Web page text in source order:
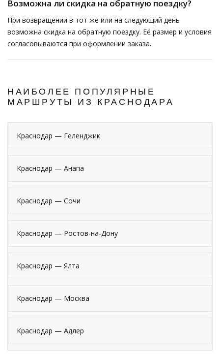
Возможна ли скидка на обратную поездку?
При возвращении в тот же или на следующий день
возможна скидка на обратную поездку. Её размер и условия
согласовываются при оформлении заказа.
НАИБОЛЕЕ ПОПУЛЯРНЫЕ
МАРШРУТЫ ИЗ КРАСНОДАРА
Краснодар — Геленджик
Краснодар — Анапа
Краснодар — Сочи
Краснодар — Ростов-на-Дону
Краснодар — Ялта
Краснодар — Москва
Краснодар — Адлер